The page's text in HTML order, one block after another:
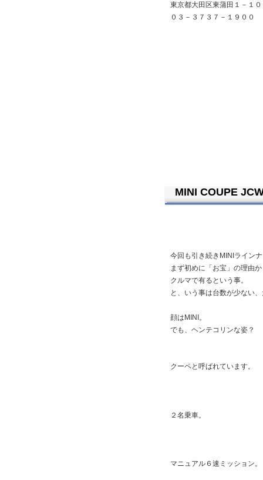
東京都大田区東蒲田１－１
０３－３７３７－１９００
MINI COUPE
今回も引き続きMINIライン
まず初めに「お宝」の理由
クルマで有るという事。
と、いう事は台数が少ない
顔はMINI。
でも、ヘンテコリンな姿？
クーペと呼ばれています。
２名乗車。
マニュアル６速ミッション。